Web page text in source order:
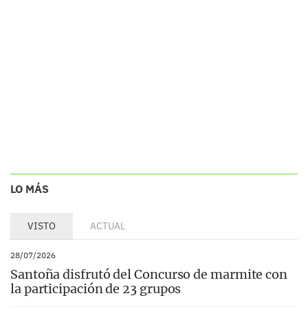
LO MÁS
VISTO ACTUAL
28/07/2026
Santoña disfrutó del Concurso de marmite con
la participación de 23 grupos